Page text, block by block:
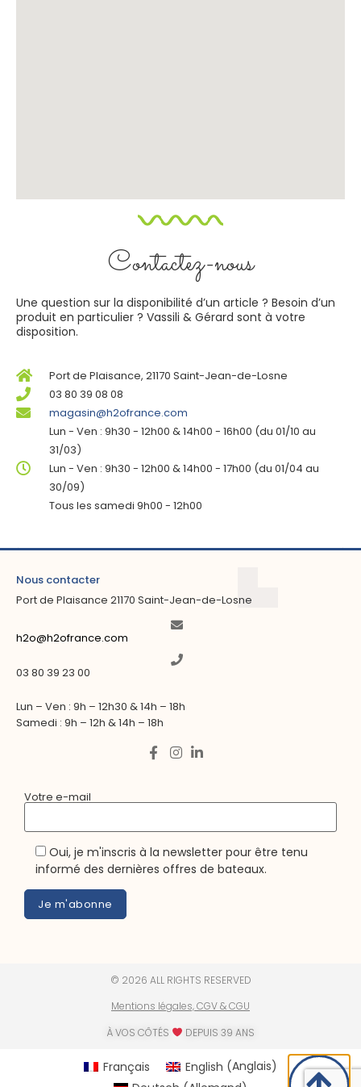
Contactez-nous
Une question sur la disponibilité d’un article ? Besoin d’un
produit en particulier ? Vassili & Gérard sont à votre
disposition.
Port de Plaisance, 21170 Saint-Jean-de-Losne
03 80 39 08 08
magasin@h2ofrance.com
Lun - Ven : 9h30 - 12h00 & 14h00 - 16h00 (du 01/10 au
31/03)
Lun - Ven : 9h30 - 12h00 & 14h00 - 17h00 (du 01/04 au
30/09)
Tous les samedi 9h00 - 12h00
Nous contacter
Port de Plaisance 21170 Saint-Jean-de-Losne
h2o@h2ofrance.com
03 80 39 23 00
Lun – Ven : 9h – 12h30 & 14h – 18h
Samedi : 9h – 12h & 14h – 18h
Votre e-mail
Oui, je m'inscris à la newsletter pour être tenu
informé des dernières offres de bateaux.
© 2026 ALL RIGHTS RESERVED
Mentions légales, CGV & CGU
À VOS CÔTÉS
DEPUIS 39 ANS
Français English (Anglais)